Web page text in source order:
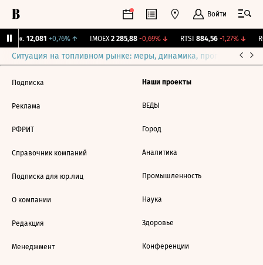
Войти
Бирж. 12,081 +0,76%↑ IMOEX 2 285,88 -0,69%↓ RTSI 884,56 -1,27%↓
Ситуация на топливном рынке: меры, динамика, прогнозы
Подписка
Реклама
РФРИТ
Справочник компаний
Подписка для юр.лиц
О компании
Редакция
Менеджмент
Наши проекты
ВЕДЫ
Город
Аналитика
Промышленность
Наука
Здоровье
Конференции